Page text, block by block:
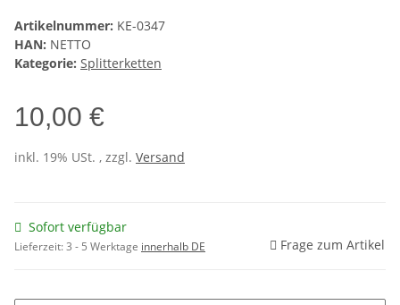
Artikelnummer: KE-0347
HAN: NETTO
Kategorie: Splitterketten
10,00 €
inkl. 19% USt. , zzgl. Versand
Sofort verfügbar
Lieferzeit:3 - 5 Werktage innerhalb DE Frage zum Artikel